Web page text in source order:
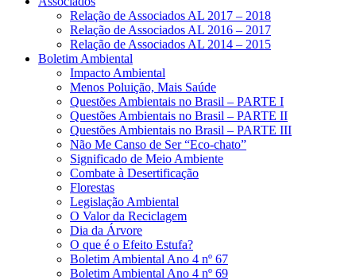
Relação de Associados AL 2017 – 2018
Relação de Associados AL 2016 – 2017
Relação de Associados AL 2014 – 2015
Boletim Ambiental
Impacto Ambiental
Menos Poluição, Mais Saúde
Questões Ambientais no Brasil – PARTE I
Questões Ambientais no Brasil – PARTE II
Questões Ambientais no Brasil – PARTE III
Não Me Canso de Ser “Eco-chato”
Significado de Meio Ambiente
Combate à Desertificação
Florestas
Legislação Ambiental
O Valor da Reciclagem
Dia da Árvore
O que é o Efeito Estufa?
Boletim Ambiental Ano 4 nº 67
Boletim Ambiental Ano 4 nº 69